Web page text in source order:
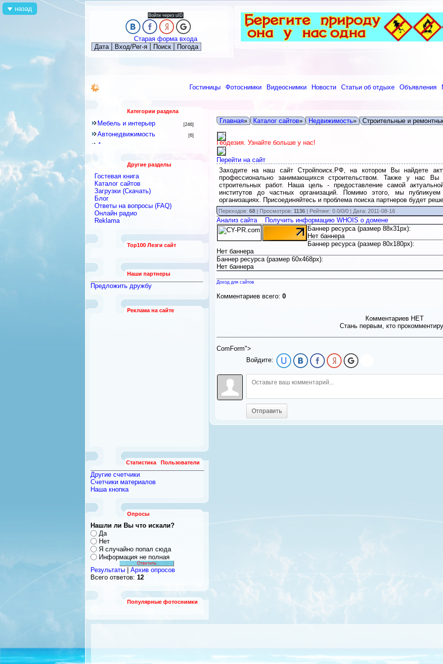
Войти через uID
Старая форма входа
Дата
Вход/Рег-я Поиск Погода
Гостиницы Фотоснимки Видеоснимки Новости Статьи об отдыхе Объявления
Категории раздела
Мебель и интерьер [246]
Автонедвижимость [6]
Аренда квартир и комнат
Строительное оборудование
Перевозки
Посуточная аренда
Ремонтные и строительные
материалы
Строительные и ремонтные
работы
Безопасность и охрана
Бытовая техника
Другие разделы
Гостевая книга
Каталог сайтов
Загрузки (Скачать)
Блог
Ответы на вопросы (FAQ)
Онлайн радио
Reklama
Top100 Лезги сайт
Наши партнеры
Предложить дружбу
Реклама на сайте
Статистика Пользователи
Другие счетчики
Счетчики материалов
Наша кнопка
Опросы
Нашли ли Вы что искали?
Да
Нет
Я случайно попал сюда
Информация не полная
Результаты
Архив опросов
Всего ответов: 12
Популярные фотоснимки
Главная» Каталог сайтов» Недвижимость» Строительные и
Геодезия. Узнайте больше у нас!
Перейти на сайт
Заходите на наш сайт Стройпоиск.РФ, на котором Вы найдете
профессионально занимающихся строительством. Также у нас Вы
строительных работ. Наша цель - предоставление самой
институтов до частных организаций. Помимо этого, мы
организациях. Присоединяйтесь и проблема поиска партнеров будет
Переходов: 68| Просмотров: 1136| Рейтинг: 0.0/0/0 | Дата: 2011-08-16
Анализ сайта
Получить информацию WHOIS о домене
Баннер ресурса (размер 88x31px):
Нет баннера
Баннер ресурса (размер 80x180px):
Нет баннера
Баннер ресурса (размер 60x468px):
Нет баннера
Доход для сайтов
Комментариев всего: 0
Комментариев НЕТ
Стань первым, кто
ComForm">
Войдите:
Отправить
назад